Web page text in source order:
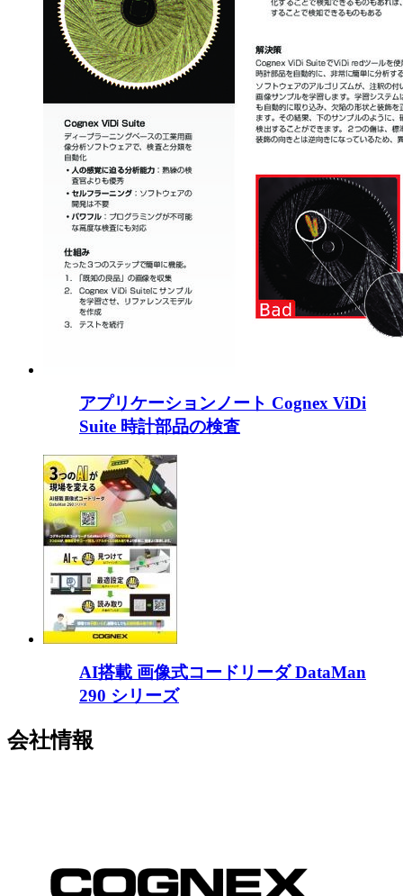
アプリケーションノート Cognex ViDi
Suite 時計部品の検査
AI搭載 画像式コードリーダ DataMan
290 シリーズ
会社情報